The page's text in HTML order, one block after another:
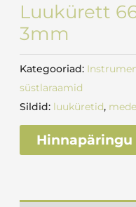
Luukürett
3mm
Kategooriad:
süstlaraamid
Sildid: luuküretid,